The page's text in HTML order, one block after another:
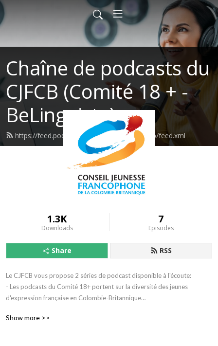
Chaîne de podcasts du
CJFCB (Comité 18 + -
BeLinguiste)
https://feed.podbean.com/conseiljeunessecb/feed.xml
1.3K
Downloads
7
Episodes
Share RSS
Le CJFCB vous propose 2 séries de podcast disponible à l'écoute:
- Les podcasts du Comité 18+ portent sur la diversité des jeunes
d'expression française en Colombie-Britannique
- Les podcasts BeLinguiste, portent sur les enjeux et défis linguistiques
Show more >>